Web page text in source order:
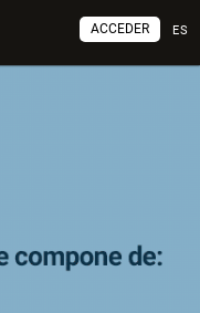
ES
ACCEDER